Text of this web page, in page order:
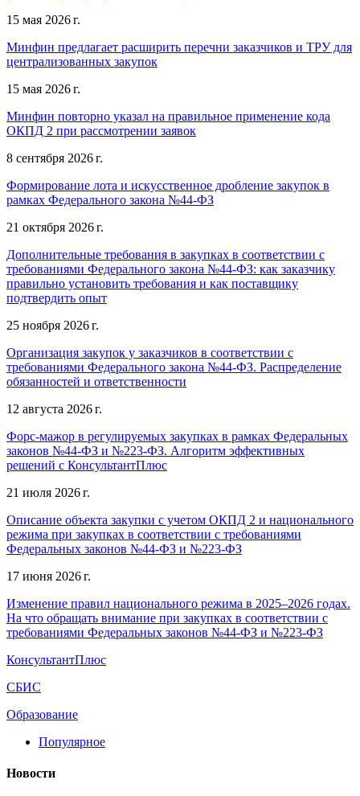
15 мая 2026 г.
Минфин предлагает расширить перечни заказчиков и ТРУ для
централизованных закупок
15 мая 2026 г.
Минфин повторно указал на правильное применение кода
ОКПД 2 при рассмотрении заявок
8 сентября 2026 г.
Формирование лота и искусственное дробление закупок в
рамках Федерального закона №44-ФЗ
21 октября 2026 г.
Дополнительные требования в закупках в соответствии с
требованиями Федерального закона №44-ФЗ: как заказчику
правильно установить требования и как поставщику
подтвердить опыт
25 ноября 2026 г.
Организация закупок у заказчиков в соответствии с
требованиями Федерального закона №44-ФЗ. Распределение
обязанностей и ответственности
12 августа 2026 г.
Форс-мажор в регулируемых закупках в рамках Федеральных
законов №44-ФЗ и №223-ФЗ. Алгоритм эффективных
решений с КонсультантПлюс
21 июля 2026 г.
Описание объекта закупки с учетом ОКПД 2 и национального
режима при закупках в соответствии с требованиями
Федеральных законов №44-ФЗ и №223-ФЗ
17 июня 2026 г.
Изменение правил национального режима в 2025–2026 годах.
На что обращать внимание при закупках в соответствии с
требованиями Федеральных законов №44-ФЗ и №223-ФЗ
КонсультантПлюс
СБИС
Образование
Популярное
Новости